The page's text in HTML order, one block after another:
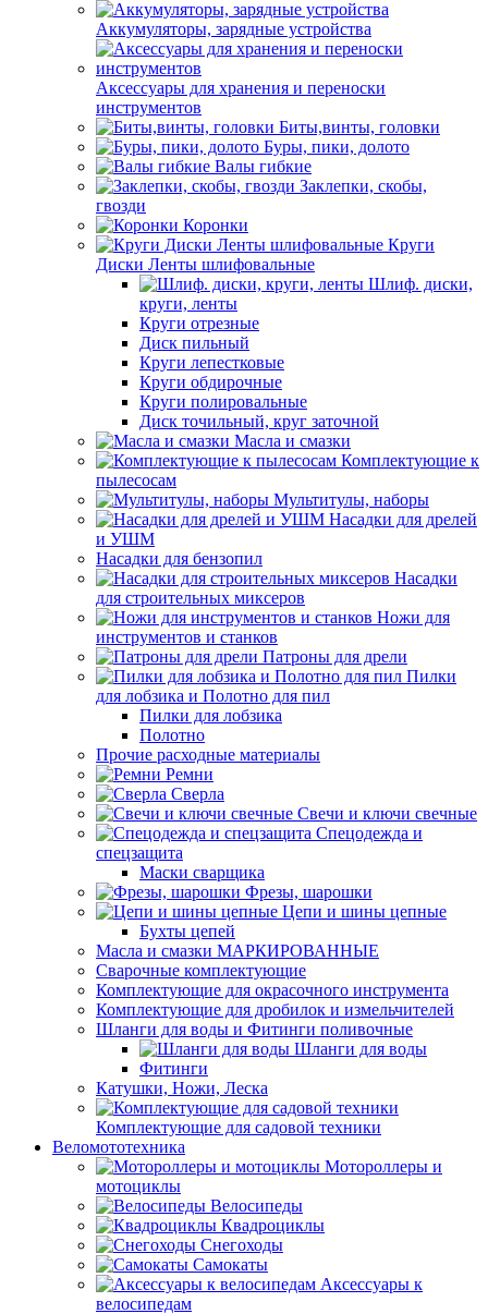
Аккумуляторы, зарядные устройства
Аксессуары для хранения и переноски
инструментов
Биты,винты, головки
Буры, пики, долото
Валы гибкие
Заклепки, скобы,
гвозди
Коронки
Круги
Диски Ленты шлифовальные
Шлиф. диски,
круги, ленты
Круги отрезные
Диск пильный
Круги лепестковые
Круги обдирочные
Круги полировальные
Диск точильный, круг заточной
Масла и смазки
Комплектующие к
пылесосам
Мультитулы, наборы
Насадки для дрелей
и УШМ
Насадки для бензопил
Насадки
для строительных миксеров
Ножи для
инструментов и станков
Патроны для дрели
Пилки
для лобзика и Полотно для пил
Пилки для лобзика
Полотно
Прочие расходные материалы
Ремни
Сверла
Свечи и ключи свечные
Спецодежда и
спецзащита
Маски сварщика
Фрезы, шарошки
Цепи и шины цепные
Бухты цепей
Масла и смазки МАРКИРОВАННЫЕ
Сварочные комплектующие
Комплектующие для окрасочного инструмента
Комплектующие для дробилок и измельчителей
Шланги для воды и Фитинги поливочные
Шланги для воды
Фитинги
Катушки, Ножи, Леска
Комплектующие для садовой техники
Веломототехника
Мотороллеры и
мотоциклы
Велосипеды
Квадроциклы
Снегоходы
Самокаты
Аксессуары к
велосипедам